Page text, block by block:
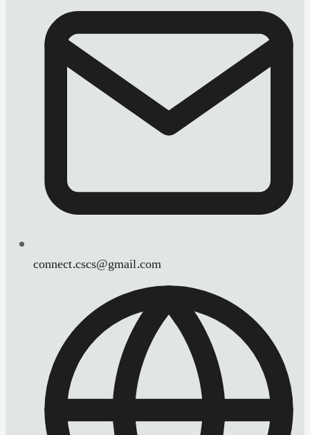
connect.cscs@gmail.com